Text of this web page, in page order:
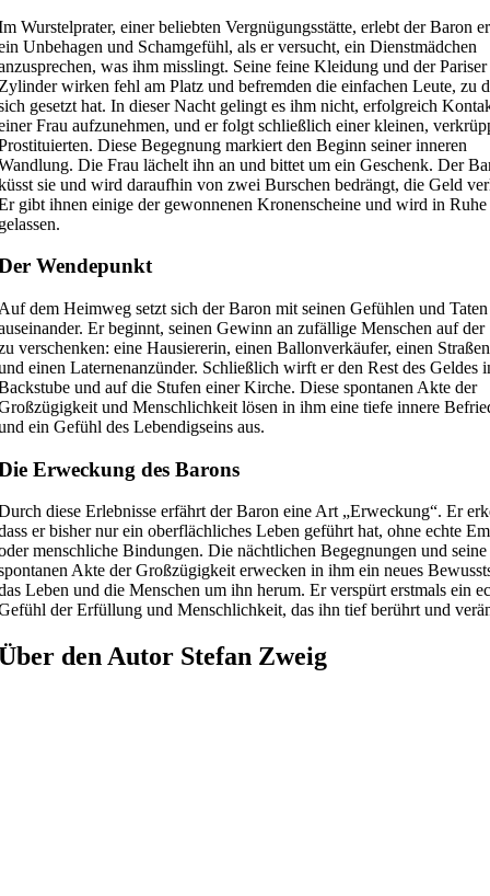
Wurstelprater, einer beliebten Vergnügungsstätte, erlebt der Baron
Unbehagen und Schamgefühl, als er versucht, ein Dienstmädchen
was ihm misslingt. Seine feine Kleidung und der Pariser
wirken fehl am Platz und befremden die einfachen Leute, zu
gesetzt hat. In dieser Nacht gelingt es ihm nicht, erfolgreich
Frau aufzunehmen, und er folgt schließlich einer kleinen,
Diese Begegnung markiert den Beginn seiner inneren
Die Frau lächelt ihn an und bittet um ein Geschenk. Der
sie und wird daraufhin von zwei Burschen bedrängt, die Geld
gibt ihnen einige der gewonnenen Kronenscheine und wird in Ruhe
Wendepunkt
dem Heimweg setzt sich der Baron mit seinen Gefühlen und Taten
Er beginnt, seinen Gewinn an zufällige Menschen auf der
verschenken: eine Hausiererin, einen Ballonverkäufer, einen
einen Laternenanzünder. Schließlich wirft er den Rest des Geldes
und auf die Stufen einer Kirche. Diese spontanen Akte der
und Menschlichkeit lösen in ihm eine tiefe innere
ein Gefühl des Lebendigseins aus.
Erweckung des Barons
diese Erlebnisse erfährt der Baron eine Art „Erweckung“. Er
er bisher nur ein oberflächliches Leben geführt hat, ohne echte
menschliche Bindungen. Die nächtlichen Begegnungen und seine
Akte der Großzügigkeit erwecken in ihm ein neues
Leben und die Menschen um ihn herum. Er verspürt erstmals ein
der Erfüllung und Menschlichkeit, das ihn tief berührt und
den Autor Stefan Zweig